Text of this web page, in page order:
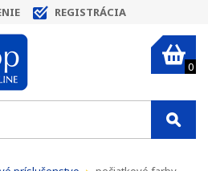
REGISTRÁCIA
0